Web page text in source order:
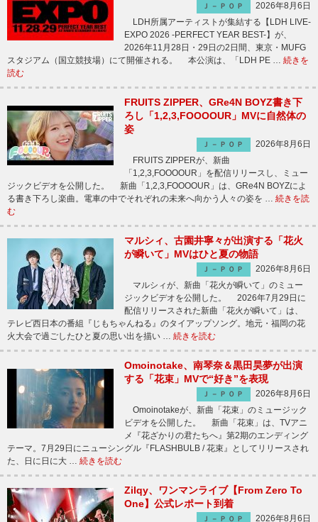
Ｊ－ＰＯＰ
2026年8月6日
LDH所属アーティストが集結する【LDH LIVE-
EXPO 2026 -PERFECT YEAR BEST-】が、
2026年11月28日・29日の2日間、東京・MUFG
スタジアム（国立競技場）にて開催される。 本公演は、「LDH PE … 続きを
読む
FRUITS ZIPPER、GRe4N BOYZ書き下
ろし「1,2,3,FOOOOUR」MVに自然体の
姿
Ｊ－ＰＯＰ
2026年8月6日
FRUITS ZIPPERが、新曲
「1,2,3,FOOOOUR」を配信リリースし、ミュー
ジックビデオを公開した。 新曲「1,2,3,FOOOOUR」は、GRe4N BOYZによ
る書き下ろし楽曲。電車の中でそれぞれの未来へ向かう人々の姿を … 続きを読
む
マルシィ、古園井寧々が出演する「花火
が瞬いて」MVはひと夏の物語
Ｊ－ＰＯＰ
2026年8月6日
マルシィが、新曲「花火が瞬いて」のミュー
ジックビデオを公開した。 2026年7月29日に
配信リリースされた新曲「花火が瞬いて」は、
テレビ西日本の番組『じもちゃんねる』のタイアップソング。地元・福岡の花
火大会で過ごしたひと夏の思い出を描い … 続きを読む
Omoinotake、南琴奈＆黒田昊夢が出演
する「花束」MVで“好き”を表現
Ｊ－ＰＯＰ
2026年8月6日
Omoinotakeが、新曲「花束」のミュージック
ビデオを公開した。 新曲「花束」は、TVアニ
メ『花ざかりの君たちへ』第2期のエンディング
テーマ。7月29日にニューシングル『FLASHBULB / 花束』としてリリースされ
た、日に日に大 … 続きを読む
Zilqy、ワンマンライブ【From Zero To
One】公式レポート到着
Ｊ－ＰＯＰ
2026年8月6日